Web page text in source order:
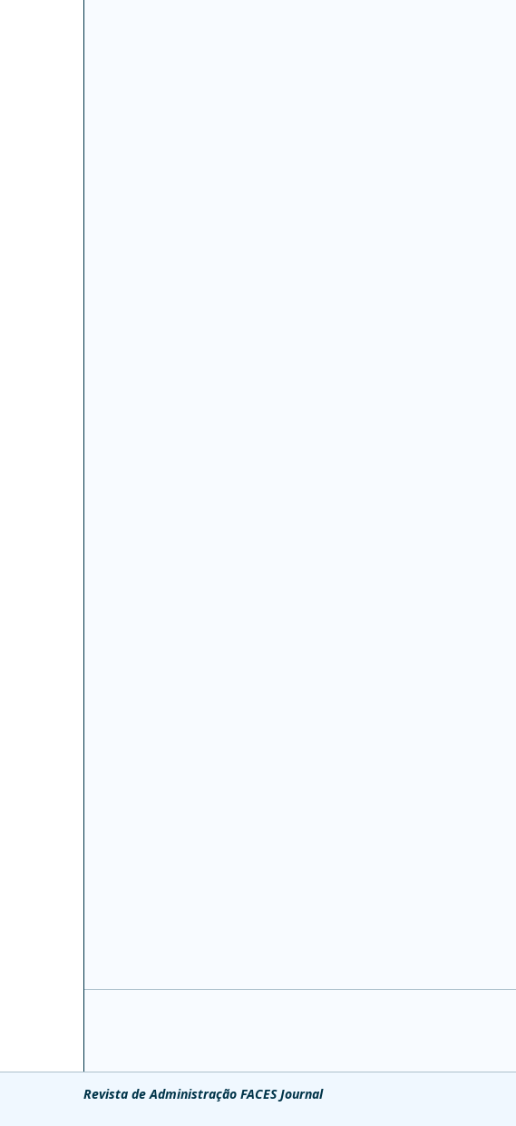
Revista de Administração FACES Journal